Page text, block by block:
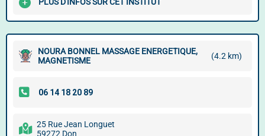
PLUS D'INFOS SUR CET INSTITUT
NOURA BONNEL MASSAGE ENERGETIQUE,
MAGNETISME
(4.2 km)
25 Rue Jean Longuet
59272 Don